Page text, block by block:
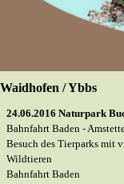
Waidhofen / Ybbs
24.06.2016 Naturpark
Bahnfahrt Baden -
Besuch des Tierparks mit
Wildtieren
Bahnfahrt Baden